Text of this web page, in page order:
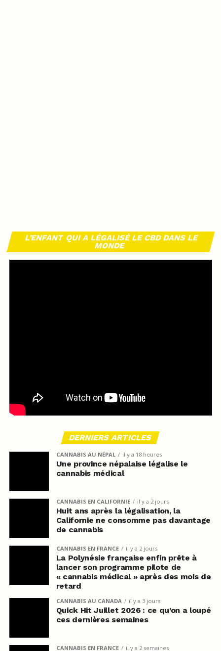
L’ENFANT QUI A LÉGALISÉ LE CBD DANS LE
MONDE
DERNIERS ARTICLES
CANNABIS AU NÉPAL il y a 18 heures
Une province népalaise légalise le
cannabis médical
CANNABIS EN CALIFORNIE il y a 2 jours
Huit ans après la légalisation, la
Californie ne consomme pas davantage
de cannabis
CANNABIS EN FRANCE il y a 2 jours
La Polynésie française enfin prête à
lancer son programme pilote de
« cannabis médical » après des mois de
retard
CANNABIS AU CANADA il y a 3 jours
Quick Hit Juillet 2026 : ce qu’on a loupé
ces dernières semaines
CANNABIS EN FRANCE il y a 2 semaines